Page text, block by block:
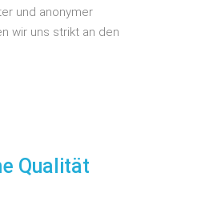
und anonymer
wir uns strikt an den
Qualität